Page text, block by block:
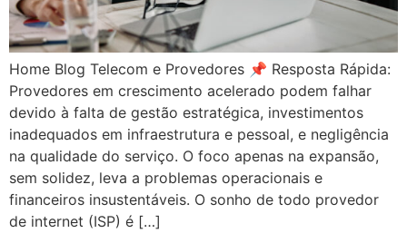
Home Blog Telecom e Provedores 📌 Resposta Rápida:
Provedores em crescimento acelerado podem falhar
devido à falta de gestão estratégica, investimentos
inadequados em infraestrutura e pessoal, e negligência
na qualidade do serviço. O foco apenas na expansão,
sem solidez, leva a problemas operacionais e
financeiros insustentáveis. O sonho de todo provedor
de internet (ISP) é […]